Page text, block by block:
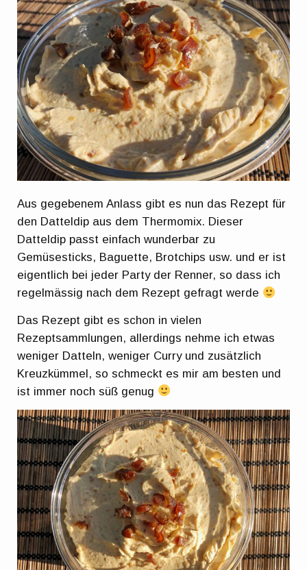
Aus gegebenem Anlass gibt es nun das Rezept für
den Datteldip aus dem Thermomix. Dieser
Datteldip passt einfach wunderbar zu
Gemüsesticks, Baguette, Brotchips usw. und er ist
eigentlich bei jeder Party der Renner, so dass ich
regelmässig nach dem Rezept gefragt werde
Das Rezept gibt es schon in vielen
Rezeptsammlungen, allerdings nehme ich etwas
weniger Datteln, weniger Curry und zusätzlich
Kreuzkümmel, so schmeckt es mir am besten und
ist immer noch süß genug